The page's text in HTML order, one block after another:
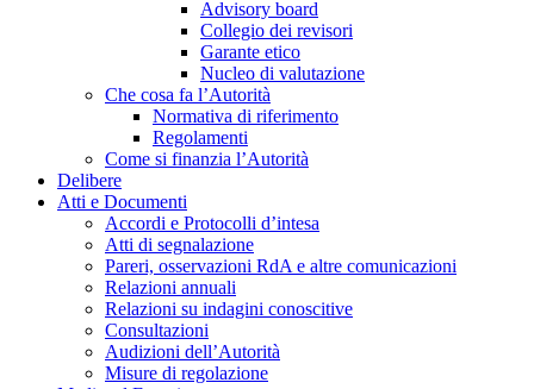
Advisory board
Collegio dei revisori
Garante etico
Nucleo di valutazione
Che cosa fa l’Autorità
Normativa di riferimento
Regolamenti
Come si finanzia l’Autorità
Delibere
Atti e Documenti
Accordi e Protocolli d’intesa
Atti di segnalazione
Pareri, osservazioni RdA e altre comunicazioni
Relazioni annuali
Relazioni su indagini conoscitive
Consultazioni
Audizioni dell’Autorità
Misure di regolazione